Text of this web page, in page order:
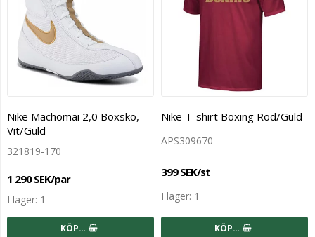
Nike Machomai 2,0 Boxsko,
Vit/Guld
321819-170
1 290 SEK/par
I lager: 1
KÖP…
Nike T-shirt Boxing Röd/Guld
APS309670
399 SEK/st
I lager: 1
KÖP…